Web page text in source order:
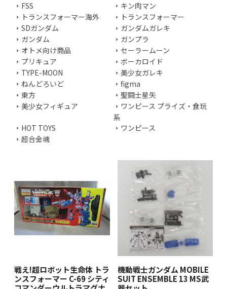
FSS
キン肉マン
トランスフォーマー海外
トランスフォーマー
SDガンダム
ガンダムガレキ
ガンダム
ガンプラ
オトメ向け商品
セーラームーン
プリキュア
ボーカロイド
TYPE-MOON
美少女ガレキ
ねんどろいど
figma
東方
聖闘士星矢
美少女フィギュア
ワンピース プライズ・食玩
系
HOT TOYS
ワンピース
超合金魂
戦え!超ロボット生命体 トラ
ンスフォーマー C-69 シティ
機動戦士ガンダム MOBILE
SUIT ENSEMBLE 13 MS武